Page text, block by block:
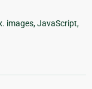
images, JavaScript,